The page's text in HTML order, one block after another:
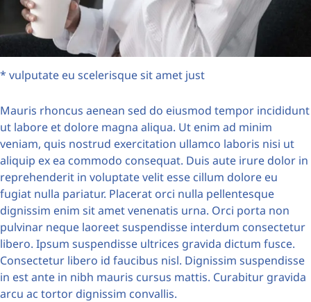
* vulputate eu scelerisque sit amet just
Mauris rhoncus aenean sed do eiusmod tempor incididunt
ut labore et dolore magna aliqua. Ut enim ad minim
veniam, quis nostrud exercitation ullamco laboris nisi ut
aliquip ex ea commodo consequat. Duis aute irure dolor in
reprehenderit in voluptate velit esse cillum dolore eu
fugiat nulla pariatur. Placerat orci nulla pellentesque
dignissim enim sit amet venenatis urna. Orci porta non
pulvinar neque laoreet suspendisse interdum consectetur
libero. Ipsum suspendisse ultrices gravida dictum fusce.
Consectetur libero id faucibus nisl. Dignissim suspendisse
in est ante in nibh mauris cursus mattis. Curabitur gravida
arcu ac tortor dignissim convallis.